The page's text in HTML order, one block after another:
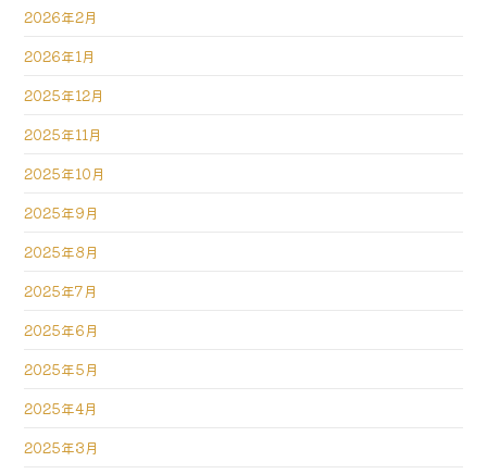
2026年2月
2026年1月
2025年12月
2025年11月
2025年10月
2025年9月
2025年8月
2025年7月
2025年6月
2025年5月
2025年4月
2025年3月